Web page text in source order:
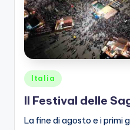
Posted
Italia
Il Festival delle
La fine di agosto e i primi